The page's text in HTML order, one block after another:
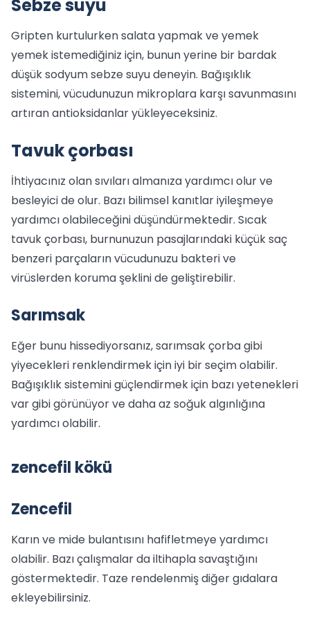
Sebze suyu
Gripten kurtulurken salata yapmak ve yemek
yemek istemediğiniz için, bunun yerine bir bardak
düşük sodyum sebze suyu deneyin. Bağışıklık
sistemini, vücudunuzun mikroplara karşı savunmasını
artıran antioksidanlar yükleyeceksiniz.
Tavuk çorbası
İhtiyacınız olan sıvıları almanıza yardımcı olur ve
besleyici de olur. Bazı bilimsel kanıtlar iyileşmeye
yardımcı olabileceğini düşündürmektedir. Sıcak
tavuk çorbası, burnunuzun pasajlarındaki küçük saç
benzeri parçaların vücudunuzu bakteri ve
virüslerden koruma şeklini de geliştirebilir.
Sarımsak
Eğer bunu hissediyorsanız, sarımsak çorba gibi
yiyecekleri renklendirmek için iyi bir seçim olabilir.
Bağışıklık sistemini güçlendirmek için bazı yetenekleri
var gibi görünüyor ve daha az soğuk algınlığına
yardımcı olabilir.
zencefil kökü
Zencefil
Karın ve mide bulantısını hafifletmeye yardımcı
olabilir. Bazı çalışmalar da iltihapla savaştığını
göstermektedir. Taze rendelenmiş diğer gıdalara
ekleyebilirsiniz.